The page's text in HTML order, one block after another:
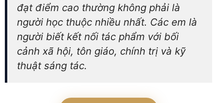
đạt điểm cao thường không phải là
người học thuộc nhiều nhất. Các em là
người biết kết nối tác phẩm với bối
cảnh xã hội, tôn giáo, chính trị và kỹ
thuật sáng tác.